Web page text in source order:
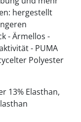
hergestellt
- Ärmellos -
- PUMA
Polyester
13% Elasthan,